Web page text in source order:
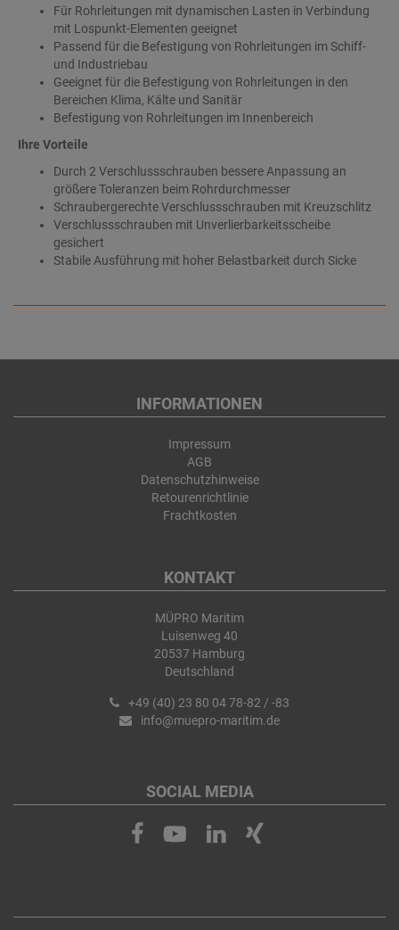
Für Rohrleitungen mit dynamischen Lasten in Verbindung
mit Lospunkt-Elementen geeignet
Passend für die Befestigung von Rohrleitungen im Schiff-
und Industriebau
Geeignet für die Befestigung von Rohrleitungen in den
Bereichen Klima, Kälte und Sanitär
Befestigung von Rohrleitungen im Innenbereich
Ihre Vorteile
Durch 2 Verschlussschrauben bessere Anpassung an
größere Toleranzen beim Rohrdurchmesser
Schraubergerechte Verschlussschrauben mit Kreuzschlitz
Verschlussschrauben mit Unverlierbarkeitsscheibe
gesichert
Stabile Ausführung mit hoher Belastbarkeit durch Sicke
INFORMATIONEN
Impressum
AGB
Datenschutzhinweise
Retourenrichtlinie
Frachtkosten
KONTAKT
MÜPRO Maritim
Luisenweg 40
20537 Hamburg
Deutschland
+49 (40) 23 80 04 78-82 / -83
info@muepro-maritim.de
SOCIAL MEDIA